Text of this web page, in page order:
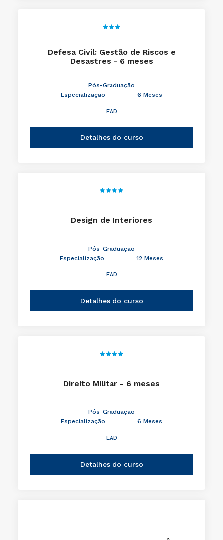
Defesa Civil: Gestão de Riscos e
Desastres - 6 meses
Pós-Graduação
Especialização
6 Meses
EAD
Detalhes do curso
Design de Interiores
Pós-Graduação
Especialização
12 Meses
EAD
Detalhes do curso
Direito Militar - 6 meses
Pós-Graduação
Especialização
6 Meses
EAD
Detalhes do curso